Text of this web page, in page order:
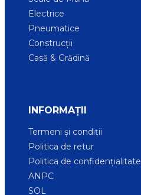
Electrice
Pneumatice
Construcții
Casă & Grădină
INFORMAȚII
Termeni și condiții
Politica de retur
Politica de confidențialitate
ANPC
SOL